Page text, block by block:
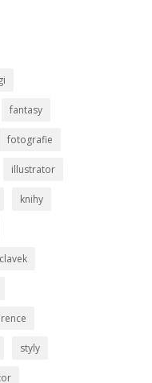
fantasy
fotografie
illustrator
knihy
styly